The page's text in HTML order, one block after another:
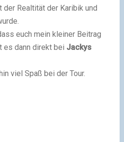
Realtität der Karibik und
euch mein kleiner Beitrag
es dann direkt bei Jackys
viel Spaß bei der Tour.